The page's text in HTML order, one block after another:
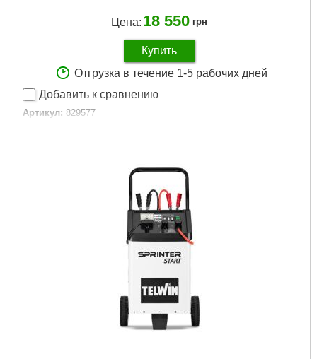
Цена: 18 550 грн
Купить
Отгрузка в течение 1-5 рабочих дней
Добавить к сравнению
Артикул: 829577
Код товара: 31.12.65